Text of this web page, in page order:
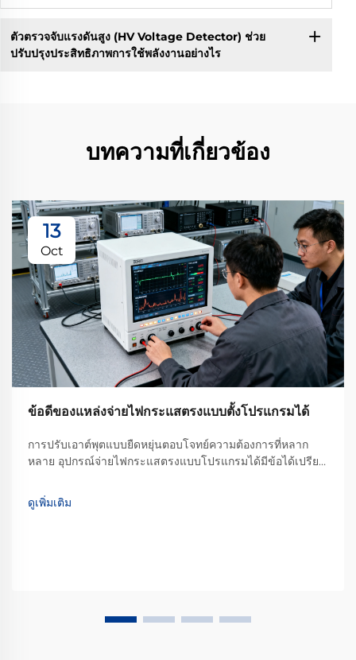
ตัวตรวจจับแรงดันสูง (HV Voltage Detector) ช่วย
ปรับปรุงประสิทธิภาพการใช้พลังงานอย่างไร
บทความที่เกี่ยวข้อง
13
Oct
ข้อดีของแหล่งจ่ายไฟกระแสตรงแบบตั้งโปรแกรมได้
การปรับเอาต์พุตแบบยืดหยุ่นตอบโจทย์ความต้องการที่หลาก
หลาย อุปกรณ์จ่ายไฟกระแสตรงแบบโปรแกรมได้มีข้อได้เปรียบ
ต่างจากอุปกรณ์จ่ายไฟแบบเอาต์พุตคงที่ทั่วไปที่สามารถให้แรง
ดันเพียงค่าเดียวหรือช่วงจำกัดเท่านั้น...
ดูเพิ่มเติม